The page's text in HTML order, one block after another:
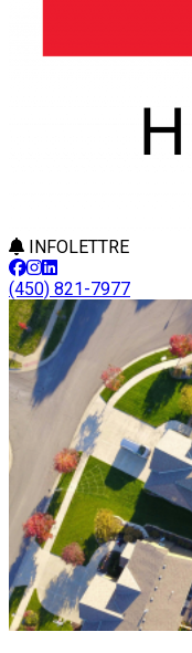
INFOLETTRE
(450) 821-7977